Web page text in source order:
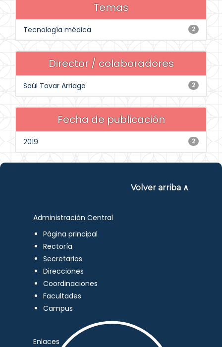
Temas
2
Tecnología médica
Director / colaboradores
2
Saúl Tovar Arriaga
Fecha de publicación
2
2019
Volver arriba ∧
Administración Central
Página principal
Rectoría
Secretarios
Direcciones
Coordinaciones
Facultades
Campus
Enlaces